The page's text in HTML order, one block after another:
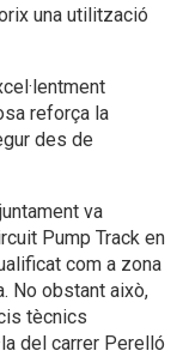
una utilització
reforça la
des de
va
Pump Track en
com a zona
No obstant això,
tècnics
del carrer Perelló